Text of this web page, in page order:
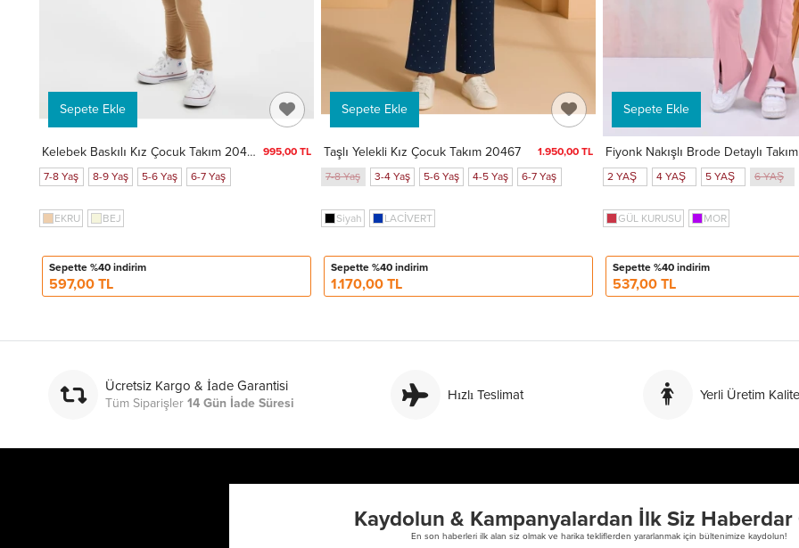
Sepete Ekle
Kelebek Baskılı Kız Çocuk Takım 20458 995,00 TL
7-8 Yaş
8-9 Yaş 5-6 Yaş 6-7 Yaş
EKRU BEJ
Sepette %40 indirim
597,00 TL
Sepete Ekle
Taşlı Yelekli Kız Çocuk Takım 20467
1.950,00 TL
7-8 Yaş
3-4 Yaş 5-6 Yaş 4-5 Yaş 6-7 Yaş
Siyah LACİVERT
Sepette %40 indirim
1.170,00 TL
Sepete Ekle
2 YAŞ
4 YAŞ 5 YAŞ 6 YAŞ
GÜL KURUSU MOR
Sepette %40 indirim
537,00 TL
Ücretsiz Kargo & İade Garantisi
Tüm Siparişler14 Gün İade Süresi Hızlı Teslimat Yerli Üretim
Kaydolun & Kampanyalardan İlk Siz
En son haberleri ilk alan siz olmak ve harika tekliflerden yararlanmak için bültenimize kaydolun!